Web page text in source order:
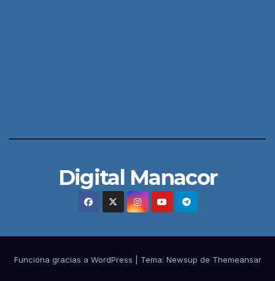
Digital Manacor
Funciona gracias a WordPress Tema: Newsup de Themeansar